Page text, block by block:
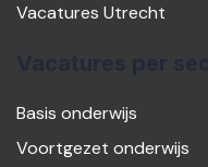
Vacatures Utrecht
Basis onderwijs
Voortgezet onderwijs